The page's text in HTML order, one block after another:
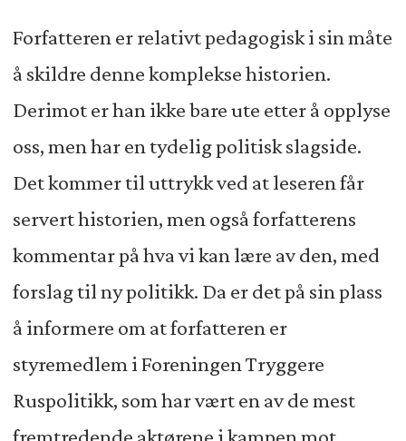
Forfatteren er relativt pedagogisk i sin måte
å skildre denne komplekse historien.
Derimot er han ikke bare ute etter å opplyse
oss, men har en tydelig politisk slagside.
Det kommer til uttrykk ved at leseren får
servert historien, men også forfatterens
kommentar på hva vi kan lære av den, med
forslag til ny politikk. Da er det på sin plass
å informere om at forfatteren er
styremedlem i Foreningen Tryggere
Ruspolitikk, som har vært en av de mest